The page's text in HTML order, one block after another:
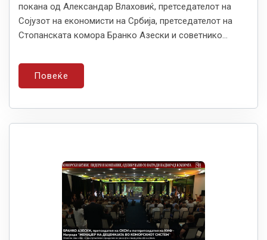
покана од Александар Влаховиќ, претседателот на
Сојузот на економисти на Србија, претседателот на
Стопанската комора Бранко Азески и советнико...
Повеќе